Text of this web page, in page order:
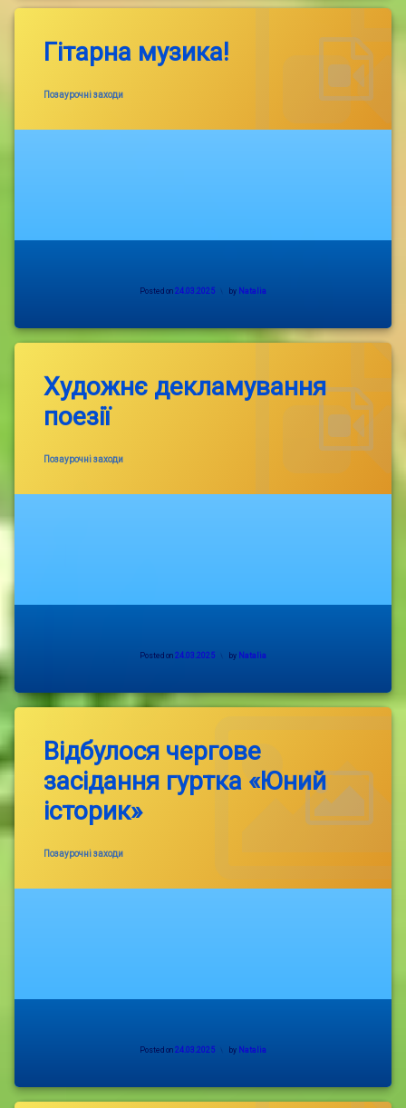
Гітарна музика!
Categories:
Позаурочні заходи
Posted on 24.03.2025 by Natalia
Художнє декламування
поезії
Categories:
Позаурочні заходи
Posted on 24.03.2025 by Natalia
Відбулося чергове
засідання гуртка «Юний
історик»
Categories:
Позаурочні заходи
Posted on 24.03.2025 by Natalia